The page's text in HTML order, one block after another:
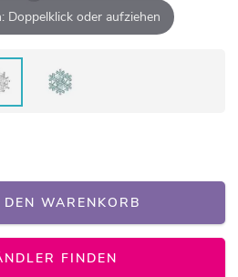
Doppelklick oder aufziehen
WARENKORB
FINDEN